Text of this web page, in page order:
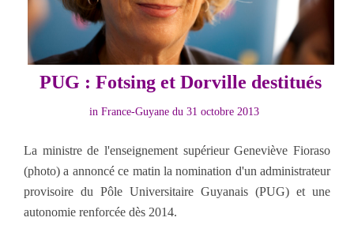
PUG : Fotsing et Dorville destitués
in France-Guyane du 31 octobre 2013
La ministre de l'enseignement supérieur Geneviève Fioraso
(photo) a annoncé ce matin la nomination d'un administrateur
provisoire du Pôle Universitaire Guyanais (PUG) et une
autonomie renforcée dès 2014.